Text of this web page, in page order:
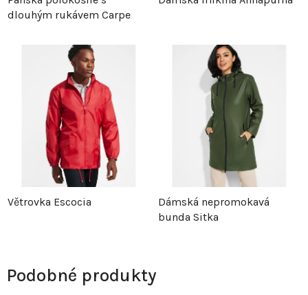
dlouhým rukávem Carpe
Větrovka Escocia
Dámská nepromokavá
bunda Sitka
Podobné produkty